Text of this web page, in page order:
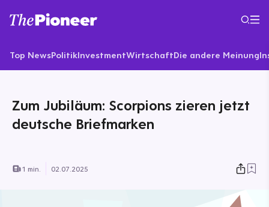
Top NewsPolitikInvestmentWirtschaftDie andere Meinung
Zum Jubiläum: Scorpions zieren jetzt
deutsche Briefmarken
1 min. 02.07.2025